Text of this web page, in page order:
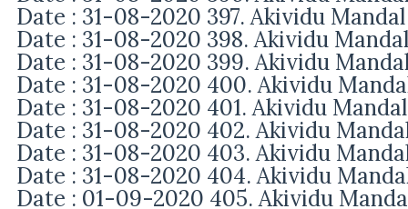
Date : 31-08-2020 397. Akividu
Date : 31-08-2020 398. Akividu
Date : 31-08-2020 399. Akividu
Date : 31-08-2020 400. Akividu
Date : 31-08-2020 401. Akividu
Date : 31-08-2020 402. Akividu
Date : 31-08-2020 403. Akividu
Date : 31-08-2020 404. Akividu
Date : 01-09-2020 405. Akividu